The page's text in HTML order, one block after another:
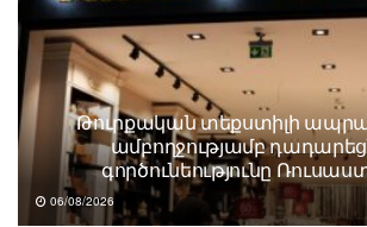
Թուրքական տեքստիլի
ամբողջությամբ
գործունեությունը
06/08/2026